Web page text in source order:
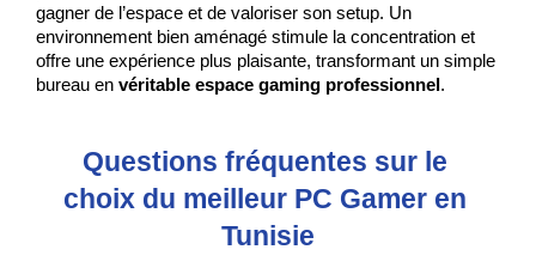
gagner de l’espace et de valoriser son setup. Un
environnement bien aménagé stimule la concentration et
offre une expérience plus plaisante, transformant un simple
bureau en véritable espace gaming professionnel .
Questions fréquentes sur le
choix du meilleur PC Gamer en
Tunisie